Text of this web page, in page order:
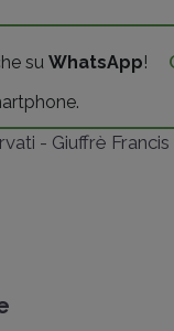
suWhatsApp!
- Giuffrè Francis